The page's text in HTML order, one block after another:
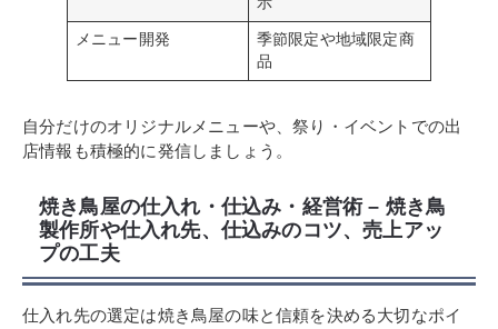
メニュー開発
季節限定や地域限定商
品
自分だけのオリジナルメニューや、祭り・イベントでの出
店情報も積極的に発信しましょう。
焼き鳥屋の仕入れ・仕込み・経営術 – 焼き鳥
製作所や仕入れ先、仕込みのコツ、売上アッ
プの工夫
仕入れ先の選定は焼き鳥屋の味と信頼を決める大切なポイ